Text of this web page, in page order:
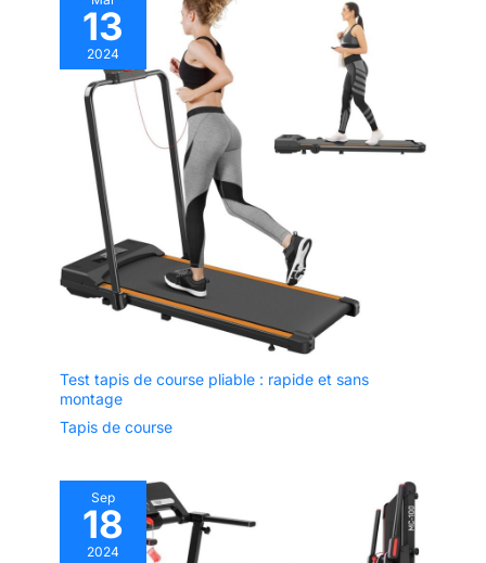
13
2024
Test tapis de course pliable : rapide et sans
montage
Tapis de course
Sep
18
2024